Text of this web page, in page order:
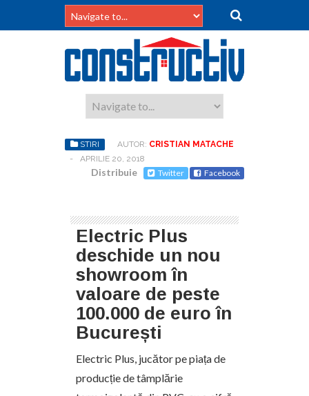
STIRI AUTOR: CRISTIAN MATACHE
-
APRILIE 20, 2018
Distribuie Twitter Facebook
Electric Plus
deschide un nou
showroom în
valoare de peste
100.000 de euro în
București
Electric Plus, jucător pe piața de
producție de tâmplărie